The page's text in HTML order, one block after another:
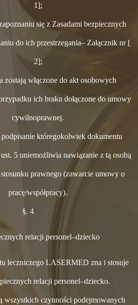
1];
się z Zasadami bezpiecznych
do ich przestrzegania– Załącznik nr [
2];
zostają włączone do akt osobowych
ich braku dołączone do umowy
cywilnoprawnej.
któregokolwiek dokumentu
5 uniemożliwia nawiązanie z tą osobą
prawnego (zawarcie umowy o
pracę/współpracy).
§. 4
relacji personel–dziecko
leczniczego LASERMED zna i stosuje
relacji personel–dziecko.
wszystkich czynności podejmowanych